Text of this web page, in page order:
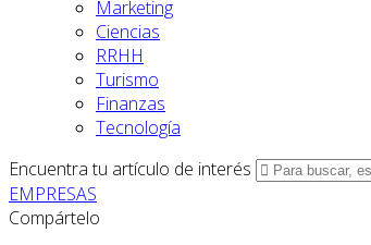
Marketing
Ciencias
RRHH
Turismo
Finanzas
Tecnología
Encuentra tu artículo de interés
EMPRESAS
Compártelo